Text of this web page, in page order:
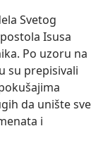
Svetog
Isusa
Po uzoru na
su prepisivali
da unište sve
i